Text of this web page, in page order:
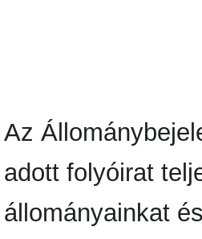
Az
adott folyóirat
állományainkat